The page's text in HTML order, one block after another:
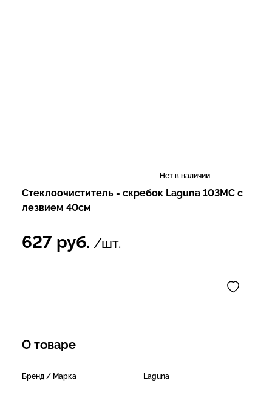
Нет в наличии
Стеклоочиститель - скребок Laguna 103MC с
лезвием 40см
627 руб. /шт.
О товаре
Бренд / Марка Laguna